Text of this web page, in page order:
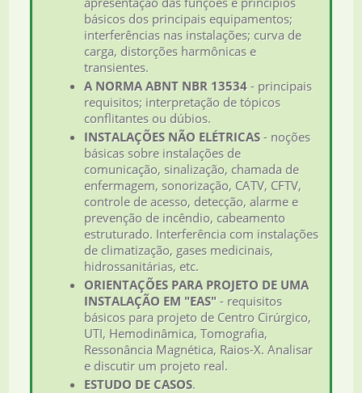
básicos dos principais equipamentos;
interferências nas instalações; curva de
carga, distorções harmônicas e
transientes.
A NORMA ABNT NBR 13534 - principais
requisitos; interpretação de tópicos
conflitantes ou dúbios.
INSTALAÇÕES NÃO ELÉTRICAS- noções
básicas sobre instalações de
comunicação, sinalização, chamada de
enfermagem, sonorização, CATV, CFTV,
controle de acesso, detecção, alarme e
prevenção de incêndio, cabeamento
estruturado. Interferência com instalações
de climatização, gases medicinais,
hidrossanitárias, etc.
ORIENTAÇÕES PARA PROJETO DE UMA
INSTALAÇÃO EM "EAS" - requisitos
básicos para projeto de Centro Cirúrgico,
UTI, Hemodinâmica, Tomografia,
Ressonância Magnética, Raios-X. Analisar
e discutir um projeto real.
ESTUDO DE CASOS.